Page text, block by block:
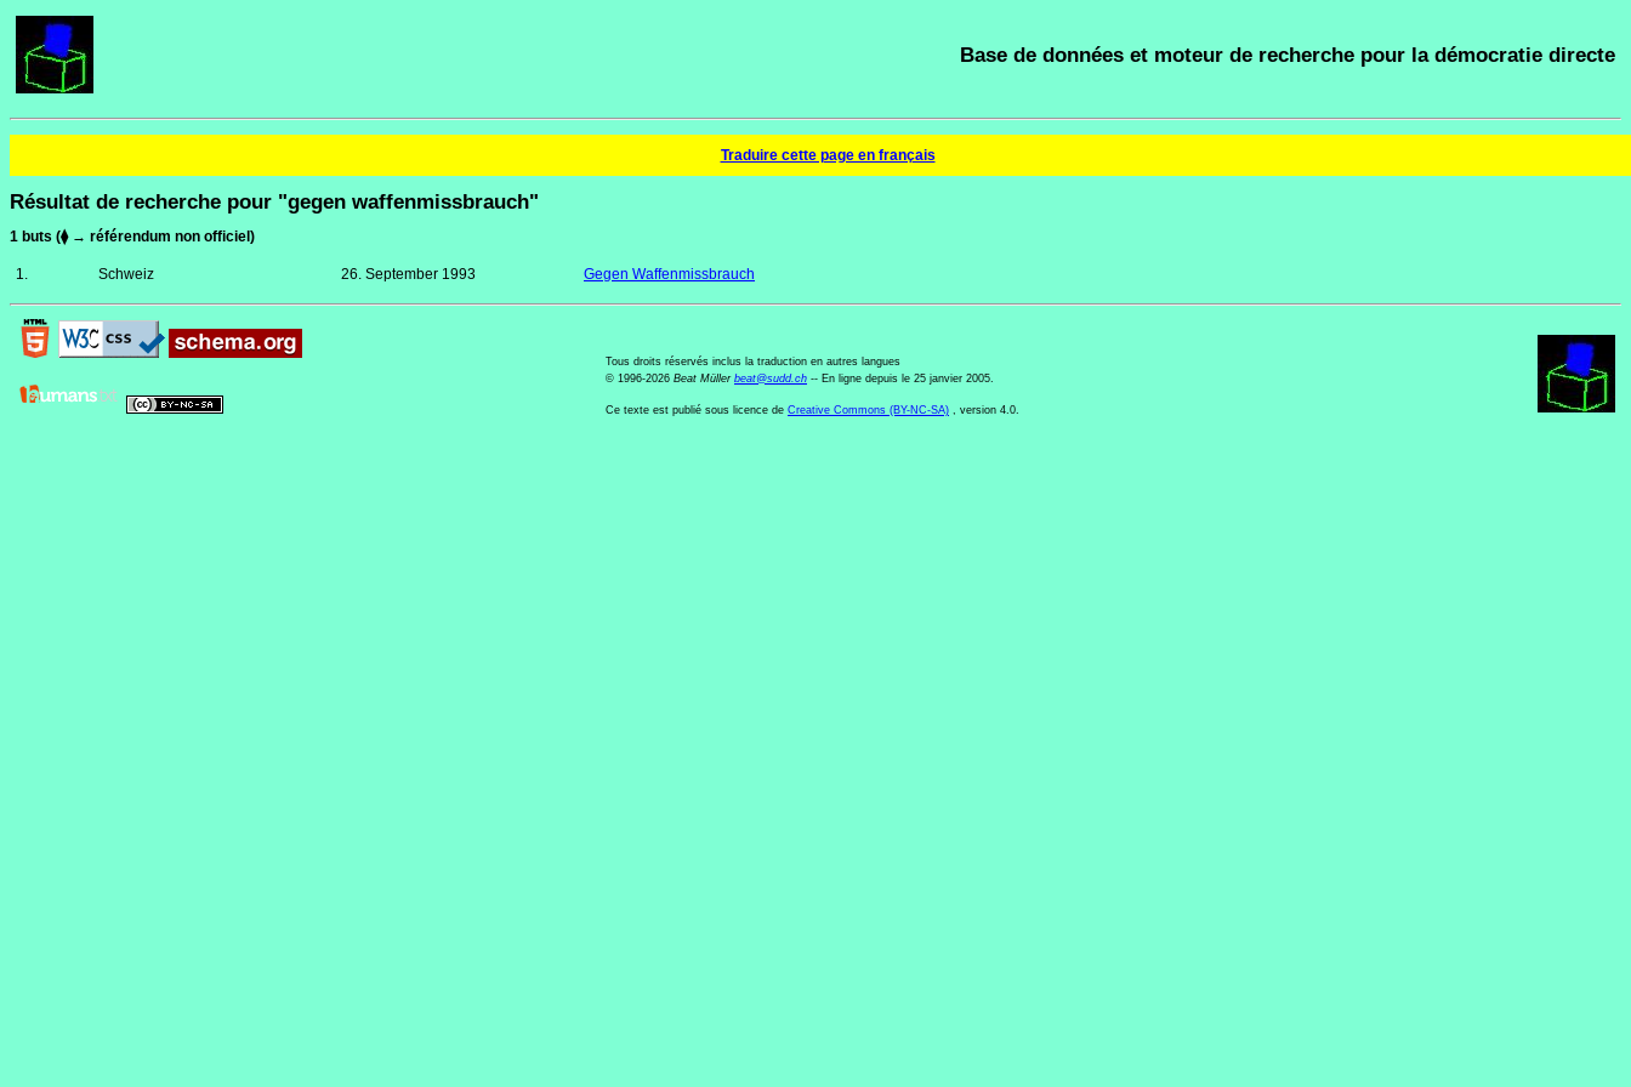
Base de données et moteur de recherche pour la démocratie directe
Traduire cette page en français
Résultat de recherche pour "gegen waffenmissbrauch"
1 buts (⧫ → référendum non officiel)
1. Schweiz 26. September 1993 Gegen Waffenmissbrauch
Tous droits réservés inclus la traduction en autres langues
© 1996-2026 Beat Müller beat@sudd.ch -- En ligne depuis le 25 janvier 2005.
Ce texte est publié sous licence de Creative Commons (BY-NC-SA) , version 4.0.